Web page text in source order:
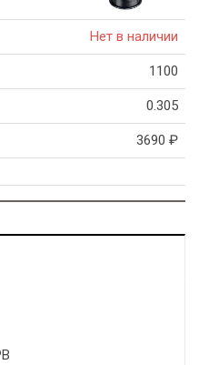
Нет в наличии
1100
0.305
3690 ₽